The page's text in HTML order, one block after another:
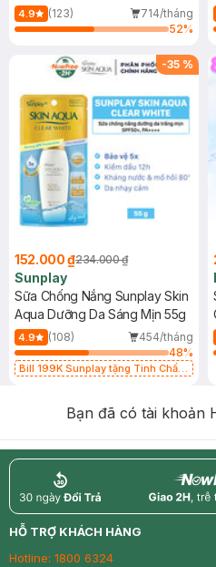
4.9 (123)
714/tháng
52%
-35 %
152.000 ₫234.000 ₫
Sunplay
Sữa Chống Nắng Sunplay Skin
Aqua Dưỡng Da Sáng Mịn 55g
4.9 (108)
454/tháng
48%
Bill 199K Sunplay tặng Tinh Chất
Bạn đã có tài khoản
return nowfree
HỖ TRỢ KHÁCH HÀNG
Hotline: 1800 6324